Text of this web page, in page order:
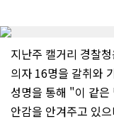
지난주 캘거리 경찰
의자 16명을 갈취와
성명을 통해 "이 같은
안감을 안겨주고 있